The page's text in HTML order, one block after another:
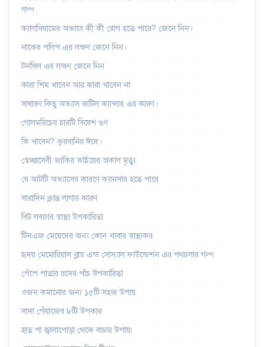
গল্প
ক্যালসিয়ামের অভাবে কী কী রোগ হতে পারে? জেনে নিন।
নাকের পলিপ এর লক্ষণ জেনে নিন।
টনসিল এর লক্ষণ জেনে নিন
কারা শিম খাবেন আর কারা খাবেন না
সাধারণ কিছু অভ্যাস জটিল ক্যান্সার এর কারণ।
গোলমরিচের চারটি বিষেশ গুণ
কি খাবেন? কুরবানির ঈদে।
স্বেচ্ছাসেবী জাকির ভাইয়ের অকাল মৃত্যু
যে আটটি অভ্যাসের কারণে ক্যানসার হতে পারে
সারাদিন ক্লান্ত লাগার কারণ
বিট লবণের স্বাস্থ্য উপকারিতা
টিনএজ মেয়েদের জন্য কোন খাবার স্বাস্থ্যকর
হৃদয় মেমোরিয়াল ব্লাড এন্ড সোস্যাল ফাউন্ডেশন এর পথচলার গল্প
পেঁপে পাতার রসের পাঁচ উপকারিতা
ওজন কমানোর জন্য ১৫টি সহজ উপায়
সাদা পেঁয়াজের ৮টি উপকার
হাত পা জ্বালাপোড়া থেকে বাচার উপায়৷